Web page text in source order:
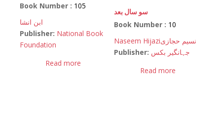
Book Number : 105
ابن انشا
Publisher: National Book
Foundation
Read more
سو سال بعد
Book Number : 10
Naseem Hijaziنسیم حجازی
Publisher: جہانگیر بکس
Read more